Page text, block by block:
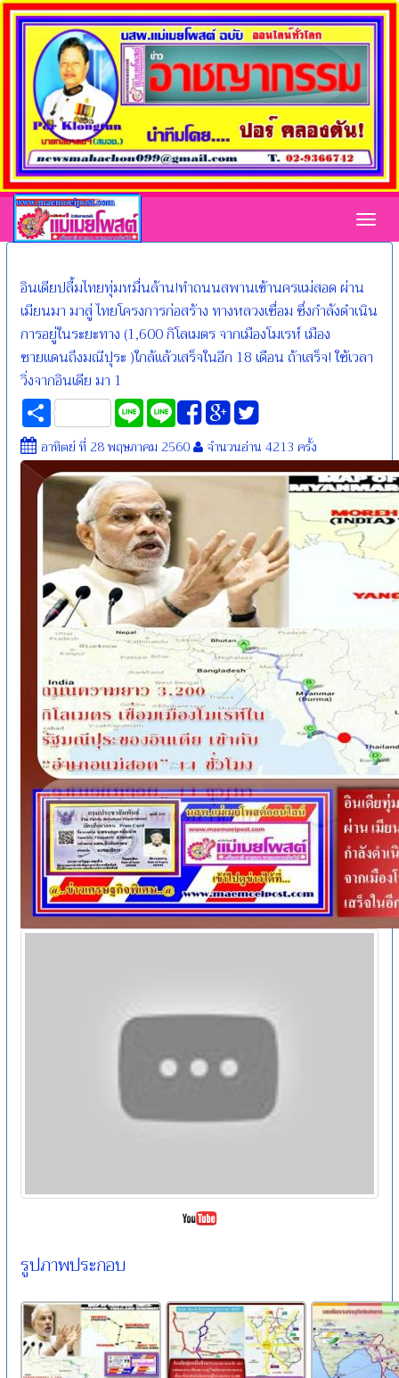
อินเดียปลื้มไทยทุ่มหมื่นล้าน!ทำถนนสพานเข้านครแม่สอด ผ่าน
เมียนมา มาสู่ ไทยโครงการก่อสร้าง ทางหลวงเชื่อม ซึ่งกำลังดำเนิน
การอยู่ในระยะทาง (1,600 กิโลเมตร จากเมืองโมเรห์ เมือง
ชายแดนถึงมณีปุระ )ใกล้แล้วเสร็จในอีก 18 เดือน ถ้าเสร็จ! ใช้เวลา
วิ่งจากอินเดีย มา 1
Share
LineLine
อาทิตย์ ที่ 28 พฤษภาคม 2560 จำนวนอ่าน 4213 ครั้ง
รูปภาพประกอบ